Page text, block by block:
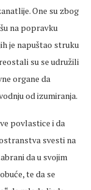
One su zbog
na popravku
je napuštao struku
su se udružili
organe da
od izumiranja.
povlastice i da
svesti na
da u svojim
te da se